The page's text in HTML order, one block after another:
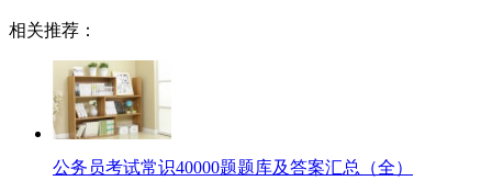
相关推荐：
公务员考试常识40000题题库及答案汇总（全）